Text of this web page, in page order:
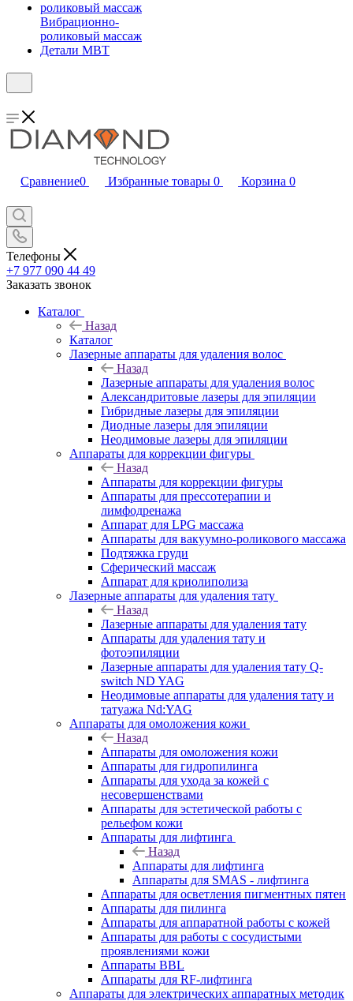
Вибрационно-
роликовый массаж
Детали MBT
Сравнение0 Избранные товары 0 Корзина 0
Телефоны
+7 977 090 44 49
Заказать звонок
Каталог
Назад
Каталог
Лазерные аппараты для удаления волос
Назад
Лазерные аппараты для удаления волос
Александритовые лазеры для эпиляции
Гибридные лазеры для эпиляции
Диодные лазеры для эпиляции
Неодимовые лазеры для эпиляции
Аппараты для коррекции фигуры
Назад
Аппараты для коррекции фигуры
Аппараты для прессотерапии и
лимфодренажа
Аппарат для LPG массажа
Аппараты для вакуумно-роликового массажа
Подтяжка груди
Сферический массаж
Аппарат для криолиполиза
Лазерные аппараты для удаления тату
Назад
Лазерные аппараты для удаления тату
Аппараты для удаления тату и
фотоэпиляции
Лазерные аппараты для удаления тату Q-
switch ND YAG
Неодимовые аппараты для удаления тату и
татуажа Nd:YAG
Аппараты для омоложения кожи
Назад
Аппараты для омоложения кожи
Аппараты для гидропилинга
Аппараты для ухода за кожей с
несовершенствами
Аппараты для эстетической работы с
рельефом кожи
Аппараты для лифтинга
Назад
Аппараты для лифтинга
Аппараты для SMAS - лифтинга
Аппараты для осветления пигментных пятен
Аппараты для пилинга
Аппараты для аппаратной работы с кожей
Аппараты для работы с сосудистыми
проявлениями кожи
Аппараты BBL
Аппараты для RF-лифтинга
Аппараты для электрических аппаратных методик